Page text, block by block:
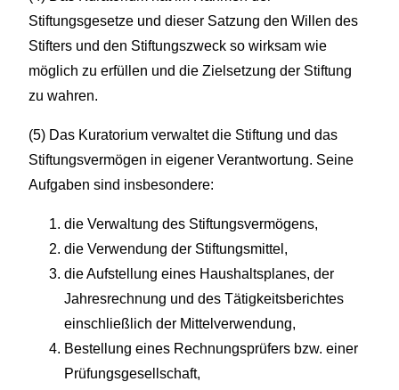
Stiftungsgesetze und dieser Satzung den Willen des
Stifters und den Stiftungszweck so wirksam wie
möglich zu erfüllen und die Zielsetzung der Stiftung
zu wahren.
(5) Das Kuratorium verwaltet die Stiftung und das
Stiftungsvermögen in eigener Verantwortung. Seine
Aufgaben sind insbesondere:
die Verwaltung des Stiftungsvermögens,
die Verwendung der Stiftungsmittel,
die Aufstellung eines Haushaltsplanes, der
Jahresrechnung und des Tätigkeitsberichtes
einschließlich der Mittelverwendung,
Bestellung eines Rechnungsprüfers bzw. einer
Prüfungsgesellschaft,